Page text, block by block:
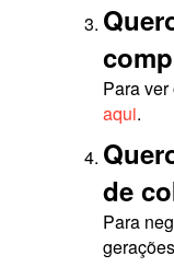
Para
aqui.
de
Para